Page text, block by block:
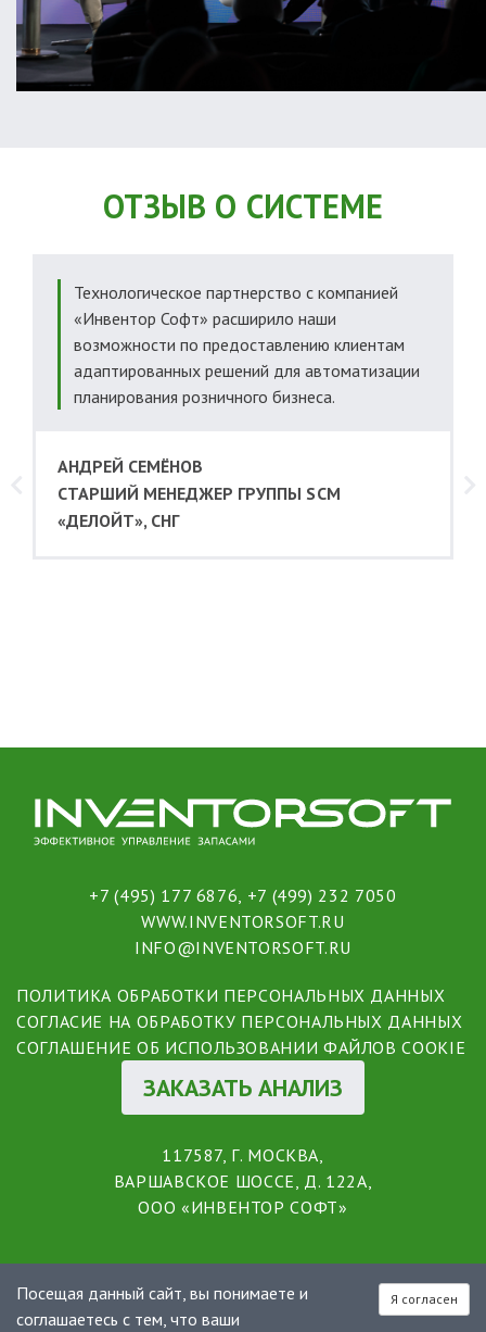
ОТЗЫВ О СИСТЕМЕ
Технологическое партнерство с компанией
«Инвентор Софт» расширило наши
возможности по предоставлению клиентам
адаптированных решений для автоматизации
планирования розничного бизнеса.
АНДРЕЙ СЕМЁНОВ
CТАРШИЙ МЕНЕДЖЕР ГРУППЫ SCM
«ДЕЛОЙТ», СНГ
+7 (495) 177 6876 +7 (499) 232 7050
WWW.INVENTORSOFT.RU
INFO@INVENTORSOFT.RU
ПОЛИТИКА ОБРАБОТКИ ПЕРСОНАЛЬНЫХ ДАННЫХ
СОГЛАСИЕ НА ОБРАБОТКУ ПЕРСОНАЛЬНЫХ ДАННЫХ
СОГЛАШЕНИЕ ОБ ИСПОЛЬЗОВАНИИ ФАЙЛОВ COOKIE
ЗАКАЗАТЬ АНАЛИЗ
117587, Г. МОСКВА,
ВАРШАВСКОЕ ШОССЕ, Д. 122А,
ООО «ИНВЕНТОР СОФТ»
Посещая данный сайт, вы понимаете и
соглашаетесь с тем, что ваши
Я согласен